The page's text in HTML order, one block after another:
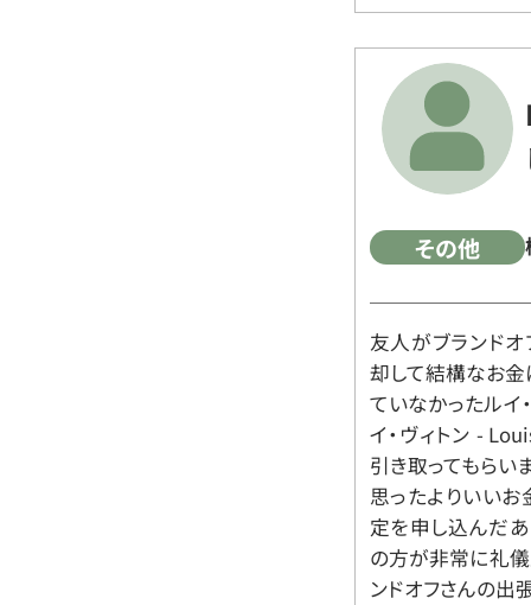
その他
友人がブランド
却して結構なお金
ていなかったルイ
イ・ヴィトン -
引き取ってもらい
思ったよりいいお
定を申し込んだ
の方が非常に礼儀
ンドオフさんの出